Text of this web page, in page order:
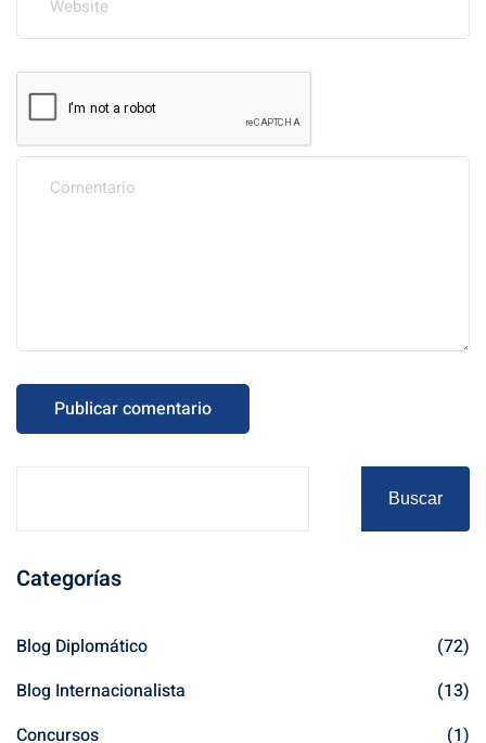
Buscar
Categorías
Blog Diplomático
(72)
Blog Internacionalista
(13)
Concursos
(1)